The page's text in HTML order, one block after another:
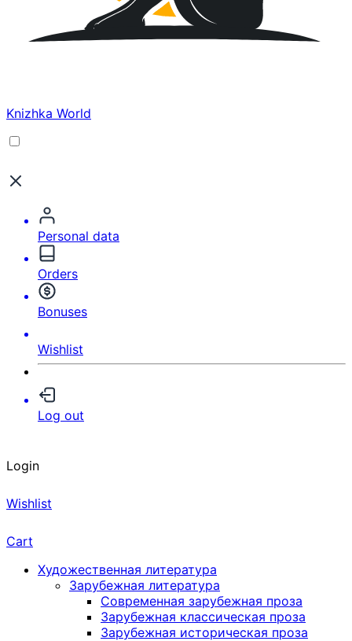
Knizhka World
Personal data
Orders
Bonuses
Wishlist
Log out
Login
Wishlist
Cart
Художественная литература
Зарубежная литература
Современная зарубежная проза
Зарубежная классическая проза
Зарубежная историческая проза